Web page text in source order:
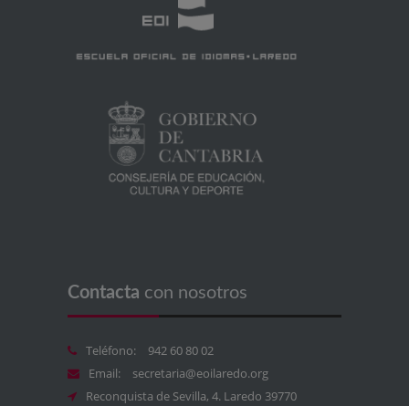
Contacta con nosotros
Teléfono:
942 60 80 02
Email:
secretaria@eoilaredo.org
Reconquista de Sevilla, 4. Laredo 39770